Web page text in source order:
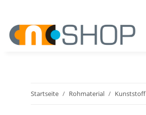
Startseite Rohmaterial Kunststoff